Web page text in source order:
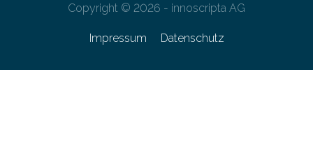
Copyright © 2026 - innoscripta AG
Impressum Datenschutz